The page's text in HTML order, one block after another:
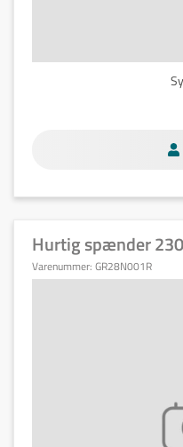
Hurtig spænder
Varenummer: GR28N001R